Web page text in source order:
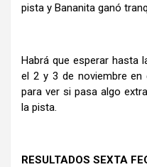
pista y Bananita ganó
Habrá que esperar hasta
el 2 y 3 de noviembre en
para ver si pasa algo
la pista.
RESULTADOS SEXTA